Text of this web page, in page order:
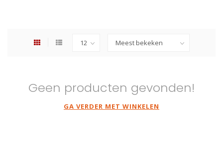
Geen producten gevonden!
GA VERDER MET WINKELEN